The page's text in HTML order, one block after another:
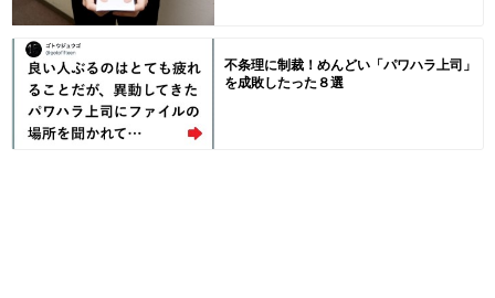
不条理に制裁！めんどい「パワハラ上司」
を成敗したった８選